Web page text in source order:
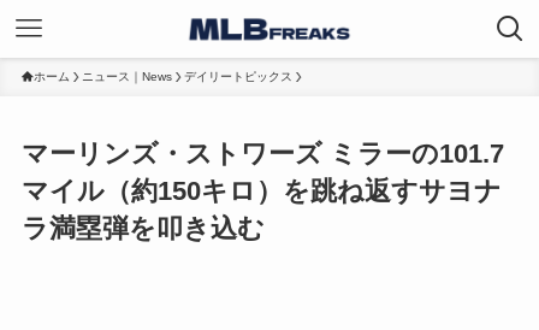
ホーム ニュース｜News デイリートピックス
マーリンズ・ストワーズ ミラーの101.7
マイル（約150キロ）を跳ね返すサヨナ
ラ満塁弾を叩き込む